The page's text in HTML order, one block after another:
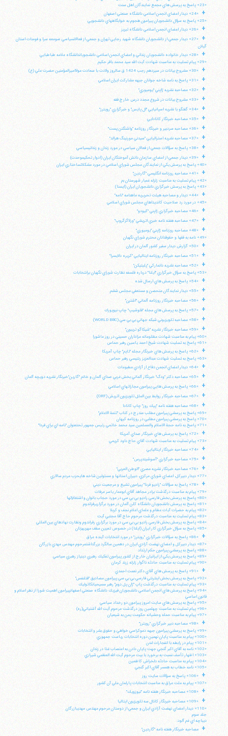
«23» پاسخ به پرسش هاي مجمع نمايندگان اهل سنت
+
«24» ديدار اعضاي انجمن اسلامي دانشگاه صنعتي اصفهان
«25» پاسخ به سؤال دانشجويان پيرامون هجوم به خوابگاههاي دانشجويي
+ «26» ديدار اعضاي انجمن اسلامي دانشگاه تبريز
+
«27» ديدار جمعي از دانشجويان دانشگاه شهيد رجايي تهران و جمعي از فعالانسياسي صومعه سرا و فومنات استان
گيلان
+
«28» ديدار خانواده دانشجويان زنداني و اعضاي انجمن اسلامي دانشجوياندانشگاه علامه طباطبايي
«29» پيام تسليت به مناسبت شهادت آيت الله سيد محمد باقر حكيم
+ «30» مشروح بيانات در سيزدهم رجب 1424 ق سالروز ولادت با سعادت مولااميرالمؤمنين حضرت علي (ع)
+ «31» پاسخ به نامه شاخه جوانان جبهه مشاركت ايران اسلامي
+ «32» مصاحبه نشريه ژاپني "يوميوري"
+ «33» مشروح بيانات در شروع مجدد درس خارج فقه
+ «34» گفتگو با نشريه اسپانيايي "ال پايس" و خبرگزاري "رويترز"
+ «35» مصاحبه خبرنگار كانادايي
+ «36» مصاحبه سردبير و خبرنگار روزنامه "واشنگتن پست"
+ «37» مصاحبه نشريه استراليايي "سيدني مورنينگ هرالد"
+ «38» پاسخ به سؤالات جمعي از فعالان سياسي در مورد زندان و زندانيسياسي
+
«39» ديدار جمعي از اعضاي سازمان دانش آموختگان ايران (ادوار تحكيموحدت)
«40» پاسخ به پرسش يكي از نمايندگان مجلس شوراي اسلامي در مورد مشكلاتساختاري ايران
+
«41» مصاحبه روزنامه انگليسي "گاردين"
«42» پيام تسليت به مناسبت زلزله غمبار شهرستان بم
«43» پاسخ به پرسش خبرگزاري دانشجويان ايران (ايسنا)
+
«44» ديدار و مصاحبه هيئت تحريريه ماهنامه "نامه"
«45» در مورد رد صلاحيت كانديداهاي مجلس شوراي اسلامي
+ «46» مصاحبه خبرگزاري ژاپني "كيودو"
+ «47» مصاحبه هفته نامه خبري اتريشي "ورلاگزگروپ"
+
«48» مصاحبه روزنامه ژاپني "يوميوري"
«49» نامه به فقها و حقوقدانان محترم شوراي نگهبان
+ «50» گزارش ديدار سفير كشور آلمان در ايران
+ «51» مصاحبه خبرنگار روزنامه ايتاليايي "كريره دلايسرا"
+
«52» مصاحبه نشريه دانماركي "پليتيكن"
«53» پاسخ به سؤال خبرگزاري "ايلنا" درباره فلسفه نظارت شوراي نگهبان برانتخابات
+ «54» پاسخ به پرسش هاي ارسال شده
+ «55» ديدار نمايندگان متحصن و مستعفي مجلس ششم
+ «56» مصاحبه خبرنگار روزنامه آلماني "اشترن"
+ «57» پاسخ به پرسش هاي مجله "فلوشيپ" چاپ نيويورك
+ «58» مصاحبه تلويزيوني شبكه جهاني بي بي سي (WORLD BBC)
+
«59» مصاحبه خبرنگار نشريه "شيكاگو تريبون"
«60» پيام به مناسبت شهادت مظلومانه عزاداران حسيني در روز عاشورا
«61» پاسخ به تسليت شهادت شيخ احمد ياسين رهبر حماس
+
«62» پاسخ به پرسش هاي خبرنگار مجله "تايم" چاپ آمريكا
«63» پاسخ به تسليت شهادت عبدالعزيز رنتيسي رهبر حماس
+ «64» ديدار اعضاي انجمن دفاع از آزادي مطبوعات
+ «65» مصاحبه دكتر "ودگ" خبرنگار آلماني بخش غربي صداي آلمان و خانم "گارين"خبرنگار نشريه دويچه آلمان
+ «66» پاسخ به پرسش هايي پيرامون مجازاتهاي اسلامي
+ «67» مصاحبه خبرنگار روابط بين الملل تلويزيون اتريش (ORF)
+
«68» مصاحبه هفته نامه "پيك روز" چاپ كانادا
«69» پاسخ به پرسشي پيرامون مطلب مندرج در كتاب "تتمة الاعلام"
«70» پاسخ به پرسشي پيرامون مطلبي در روزنامه كيهان
«71» پاسخ به نامه حجة الاسلام والمسلمين سيد محمد خاتمي رئيس جمهور تحتعنوان "نامه اي براي فردا"
+
«72» پاسخ به پرسش هاي خبرنگار صداي آمريكا
«73» پيام تسليت به مناسبت شهادت آقاي حاج داود كريمي
+ «74» مصاحبه خبرنگار ايتاليايي
+ «75» مصاحبه خبرگزاري "آسوشيتدپرس"
+
«76» مصاحبه خبرنگار نشريه مصري "الوطن العربي"
«77» ديدار دبيركل، اعضاي شوراي مركزي، دبيران استانها و مسئولين شاخه هايحزب مردم سالاري
+
«78» پاسخ به سؤالات "راديو فردا" پيرامون تشيع و مرجعيت ديني
«79» پيام به مناسبت درگذشت برادر مجاهد آقاي ابوعمار ياسر عرفات
«80» پاسخ به پرسش بخش فارسي راديو بي بي سي در مورد حجاب بانوان و اشتغالآنها
«81» پاسخ به پرسش دانشجويان دانشگاه كلن آلمان در مورد برگزاريرفراندوم
«82» پيام به حضرات آيات عظام و علماي اعلام نجف و كربلا
«83» پيام تسليت به مناسبت درگذشت مرحوم حاج آقا مجتبي آيت
«84» پاسخ به پرسش بخش فارسي راديو بي بي سي در مورد برگزاري رفراندوم ونظارت نهادهاي بين المللي
«85» پاسخ به سؤال خبرگزاري كار ايران (ايلنا) در خصوص تعيين سقف مهريهزنان
+
«86» پاسخ به سؤالات خبرگزاري "رويترز" در مورد انتخابات آينده عراق
«87» ديدار دبيركل و اعضاي نهضت آزادي ايران در دهمين سالگرد بزرگداشتمرحوم مهندس مهدي بازرگان
«88» پاسخ به پرسشي پيرامون حكم ارتداد
«89» پاسخ به پرسش يكي از ايرانيان خارج از كشور پيرامون تفكيك رهبري دينياز رهبري سياسي
«90» پيام تسليت به مناسبت حادثه ناگوار زلزله زرند كرمان
+
«91» پاسخ به پرسش هاي آقاي دكتر نعمت احمدي
«92» پاسخ به پرسش بخش اينترنتي فارسي بي بي سي پيرامون مصاديق "قتلنفس"
«93» پيام تسليت به مناسبت درگذشت پاپ "ژان پل دوم" رهبر مسيحيانكاتوليك
«94» پاسخ به پرسش هاي انجمن اسلامي دانشجويان فيزيك دانشگاه صنعتي اصفهانپيرامون اهميت شورا از نظر اسلام و
قانون اساسي
«95» پاسخ به پرسش هاي سايت امروز پيرامون دو رخداد سياسي
«96» پيام تسليت به مناسبت چهلمين روز درگذشت مرحوم آيت الله آشتياني(ره)
«97» پيام به مناسبت حمله وحشيانه حكومت يمن به شيعيان
+
«98» مصاحبه دبير خبرگزاري "رويترز"
«99» پاسخ به پرسشي پيرامون جبهه دموكراسي خواهي و حقوق بشر و انتخابات
«100» پيام به مناسبت پايان نهمين دوره انتخابات رياست جمهوري
«101» پيام در رابطه با انفجارات لندن
«102» نامه به آقاي اكبر گنجي جهت پايان دادن به اعتصاب غذا در زندان
«103» اظهار تأسف نسبت به برخورد با بيت مرحوم آيت الله العظمي شيرازي
«104» پيام به مناسبت حادثه دلخراش كاظمين
«105» نامه خطاب به همسر آقاي اكبر گنجي
+
«106» پاسخ به سؤالات سايت روز
«107» پيام به ملت عراق به مناسبت انتخابات پارلمان ملي آن كشور
+ «108» مصاحبه خبرنگار هفته نامه "نيوزويك"
+
«109» مصاحبه خبرنگار كانال سه تلويزيون ايتاليا
«110» ديدار اعضاي نهضت آزادي ايران و جمعي از دوستان مرحوم مهندس مهديبازرگان
جلد سوم
ديباچه اي غم آلود:
+ مصاحبه خبرنگار هفته نامه "گاردين"
وب سایت رسمی آیت‌الله منتظری
ایران ، ، میدان مصلّی، بلوار شهید محمّد منتظری، كوچه
شماره ٨
کد پستی: 3713744381
تلفن 37740011-25-98+ تا 14
فکس37740015-25-98+